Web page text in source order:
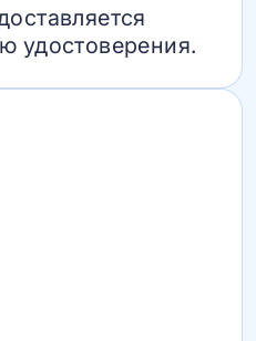
удостоверения.